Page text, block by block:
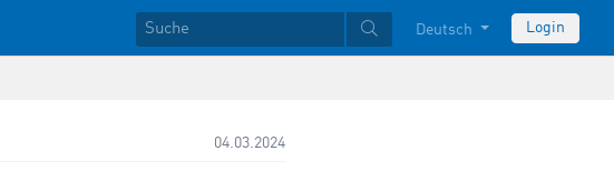
Deutsch Login
04.03.2024